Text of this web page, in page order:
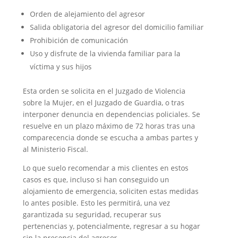
Orden de alejamiento del agresor
Salida obligatoria del agresor del domicilio familiar
Prohibición de comunicación
Uso y disfrute de la vivienda familiar para la
víctima y sus hijos
Esta orden se solicita en el Juzgado de Violencia
sobre la Mujer, en el Juzgado de Guardia, o tras
interponer denuncia en dependencias policiales. Se
resuelve en un plazo máximo de 72 horas tras una
comparecencia donde se escucha a ambas partes y
al Ministerio Fiscal.
Lo que suelo recomendar a mis clientes en estos
casos es que, incluso si han conseguido un
alojamiento de emergencia, soliciten estas medidas
lo antes posible. Esto les permitirá, una vez
garantizada su seguridad, recuperar sus
pertenencias y, potencialmente, regresar a su hogar